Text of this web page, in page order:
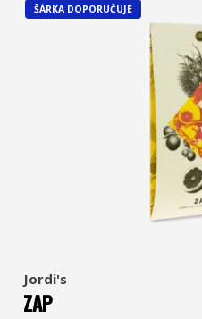
ŠÁRKA DOPORUČUJE
Jordi's
ZAP